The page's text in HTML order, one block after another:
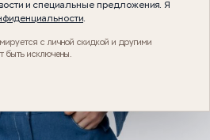
и специальные предложения. Я
.
с личной скидкой и другими
быть исключены.